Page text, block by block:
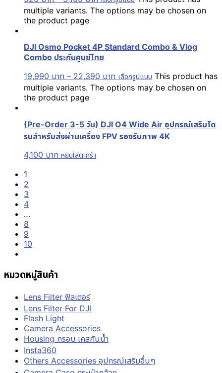
multiple variants. The options may be chosen on
the product page
DJI Osmo Pocket 4P Standard Combo & Vlog
Combo ประกันศูนย์ไทย
19,990 บาท – 22,390 บาท เลือกรูปแบบ This product has
multiple variants. The options may be chosen on
the product page
(Pre-Order 3-5 วัน) DJI O4 Wide Air อุปกรณ์เสริมโด
รนสำหรับส่งผ่านเครื่อง FPV รองรับภาพ 4K
4,100 บาท หยิบใส่ตะกร้า
1
2
3
4
…
8
9
10
หมวดหมู่สินค้า
Lens Filter ฟิลเตอร์
Lens Filter For DJI
Flash Light
Camera Accessories
Housing กรอบ เคสกันน้ำ
Insta360
Others Accessories อุปกรณ์เสริมอื่นๆ